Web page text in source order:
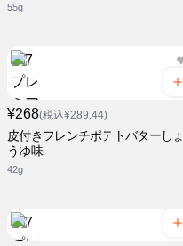
55g
¥268(税込¥289.44)
皮付きフレンチポテトバターしょ
うゆ味
42g